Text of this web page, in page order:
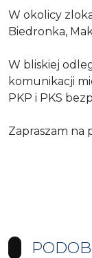
W okolicy
Biedronka,
W bliskiej
komunikacji
PKP i PKS
Zapraszam na